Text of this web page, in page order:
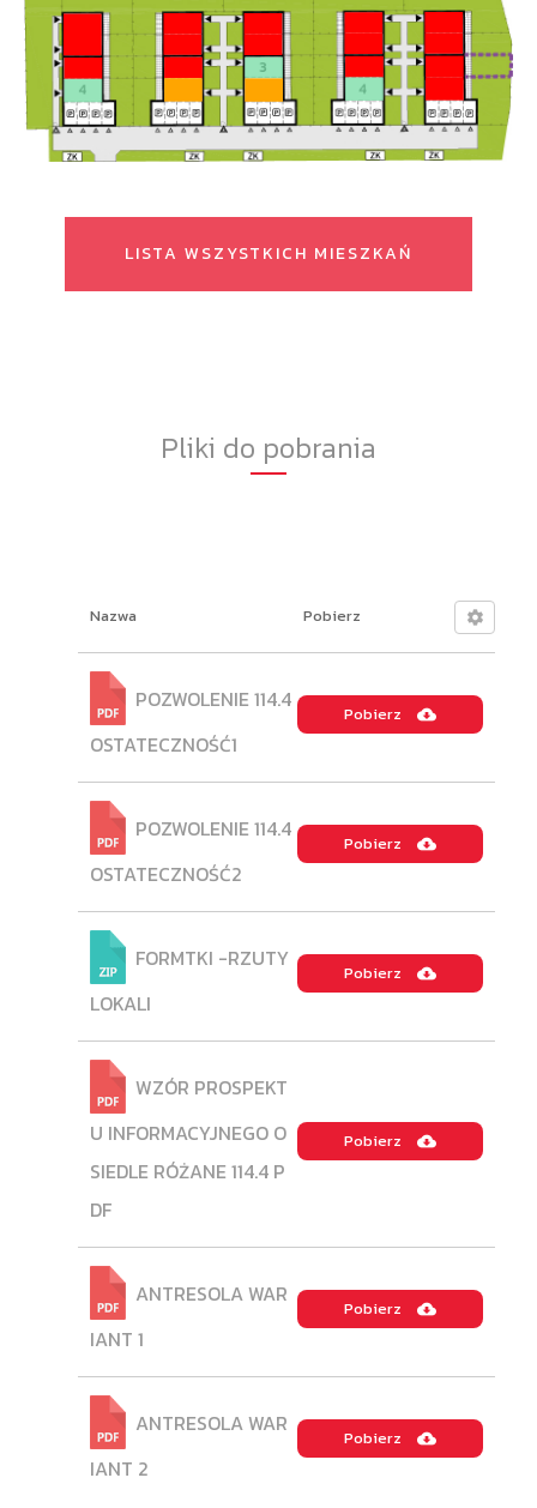
LISTA WSZYSTKICH MIESZKAŃ
Pliki do pobrania
Nazwa Pobierz
POZWOLENIE 114.4
OSTATECZNOŚĆ1
Pobierz
POZWOLENIE 114.4
OSTATECZNOŚĆ2
Pobierz
FORMTKI -RZUTY
LOKALI
Pobierz
WZÓR PROSPEKT
U INFORMACYJNEGO O
SIEDLE RÓŻANE 114.4 P
DF
Pobierz
ANTRESOLA WAR
IANT 1
Pobierz
ANTRESOLA WAR
IANT 2
Pobierz